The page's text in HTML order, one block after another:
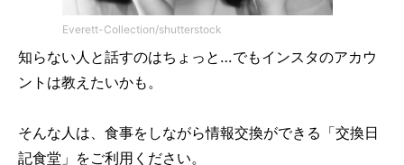
Everett-Collection/shutterstock
知らない人と話すのはちょっと…でもインスタのアカウ
ントは教えたいかも。
そんな人は、食事をしながら情報交換ができる「交換日
記食堂」をご利用ください。